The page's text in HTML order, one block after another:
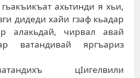
ахьтинди я хьи,
дидеди хайи гзаф кьадар
алакьдай, чирвал авай
ватандивай яргъариз
цIигелвили